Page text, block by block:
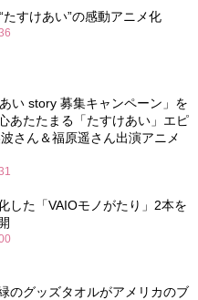
たすけあい”の感動アニメ化
い story 募集キャンペーン」を
あたたまる「たすけあい」エピ
さん＆福原遥さん出演アニメ
した「VAIOモノがたり」2本を
のグッズタオルがアメリカのブ